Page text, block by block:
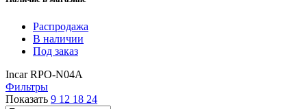
Распродажа
В наличии
Под заказ
Incar RPO-N04A
Фильтры
Показать 9 12 18 24